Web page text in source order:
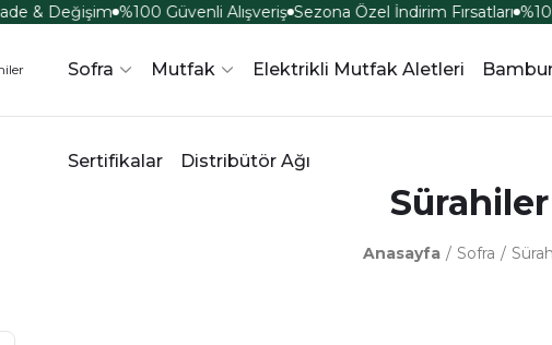
& Değişim %100 Güvenli Alışveriş Sezona Özel İndirim Fırsatları
Sofra Mutfak Elektrikli Mutfak Aletleri
Sertifikalar Distribütör Ağı
Sürahiler
Anasayfa Sofra